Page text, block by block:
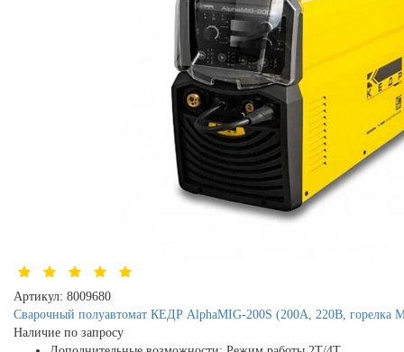
Артикул: 8009680
Сварочный полуавтомат КЕДР AlphaMIG-200S (200А, 220В, горелка
Наличие по запросу